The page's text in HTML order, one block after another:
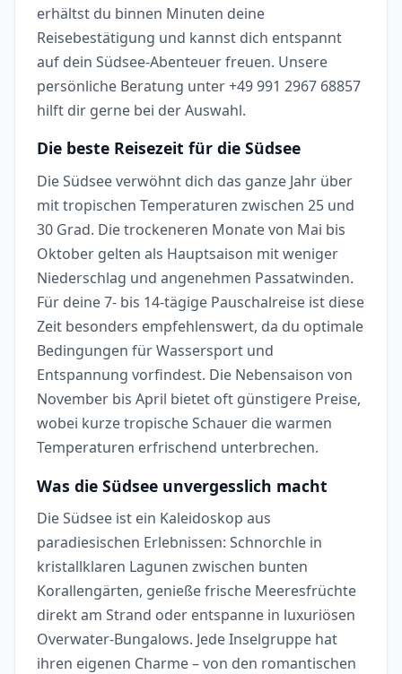
erhältst du binnen Minuten deine
Reisebestätigung und kannst dich entspannt
auf dein Südsee-Abenteuer freuen. Unsere
persönliche Beratung unter +49 991 2967 68857
hilft dir gerne bei der Auswahl.
Die beste Reisezeit für die Südsee
Die Südsee verwöhnt dich das ganze Jahr über
mit tropischen Temperaturen zwischen 25 und
30 Grad. Die trockeneren Monate von Mai bis
Oktober gelten als Hauptsaison mit weniger
Niederschlag und angenehmen Passatwinden.
Für deine 7- bis 14-tägige Pauschalreise ist diese
Zeit besonders empfehlenswert, da du optimale
Bedingungen für Wassersport und
Entspannung vorfindest. Die Nebensaison von
November bis April bietet oft günstigere Preise,
wobei kurze tropische Schauer die warmen
Temperaturen erfrischend unterbrechen.
Was die Südsee unvergesslich macht
Die Südsee ist ein Kaleidoskop aus
paradiesischen Erlebnissen: Schnorchle in
kristallklaren Lagunen zwischen bunten
Korallengärten, genieße frische Meeresfrüchte
direkt am Strand oder entspanne in luxuriösen
Overwater-Bungalows. Jede Inselgruppe hat
ihren eigenen Charme – von den romantischen